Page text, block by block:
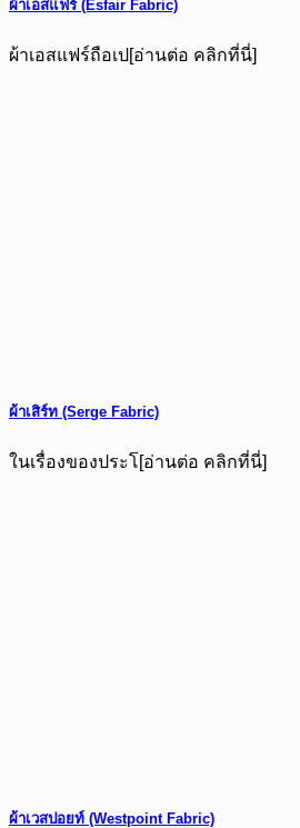
ผ้าเอสแฟร์ (Esfair Fabric)
ผ้าเอสแฟร์ถือเป[อ่านต่อ คลิกที่นี่]
ผ้าเสิร์ท (Serge Fabric)
ในเรื่องของประโ[อ่านต่อ คลิกที่นี่]
ผ้าเวสปอยท์ (Westpoint Fabric)